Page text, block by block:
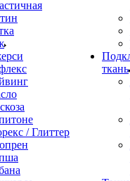
/ Глиттер
ткань